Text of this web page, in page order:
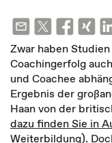
Zwar haben
Coachingerfolg
und Coachee
Ergebnis der
Haan von der
dazu finden Sie in
Weiterbildung).